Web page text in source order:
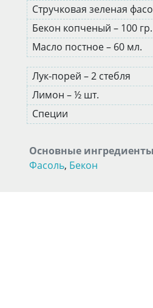
Стручковая зеленая
Бекон копченый – 100 гр.
Масло постное – 60 мл.
Лук-порей – 2 стебля
Лимон – ½ шт.
Специи
Основные
Фасоль, Бекон